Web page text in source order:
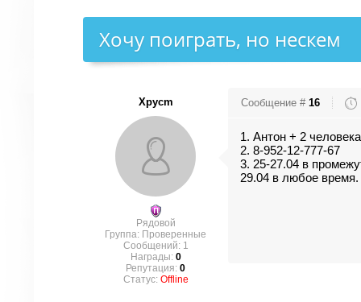
Хочу поиграть, но нескем
Xpycm
Рядовой
Группа: Проверенные
Сообщений: 1
Награды: 0
Репутация: 0
Статус: Offline
Сообщение # 16
1. Антон + 2
2. 8-952-12-777-67
3. 25-27.04 в
29.04 в любое время.